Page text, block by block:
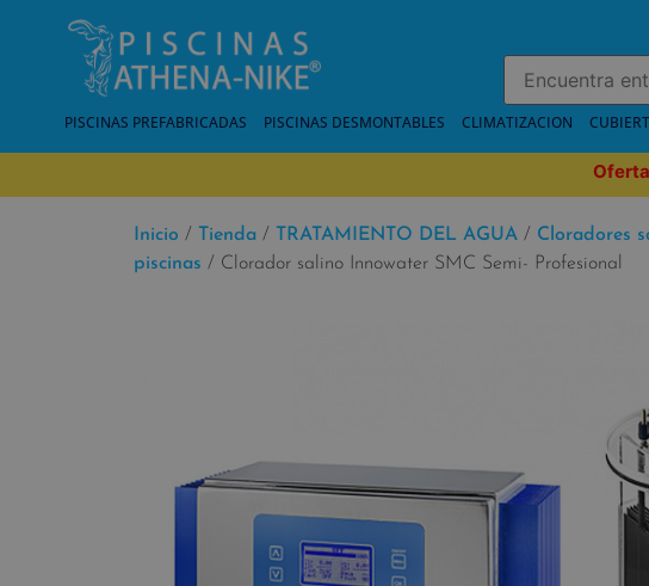
PISCINAS PREFABRICADAS PISCINAS DESMONTABLES CLIMATIZACION
Inicio / Tienda / TRATAMIENTO DEL AGUA / Cloradores
piscinas / Clorador salino Innowater SMC Semi- Profesional